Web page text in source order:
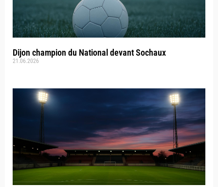
Dijon champion du National devant Sochaux
21.06.2026